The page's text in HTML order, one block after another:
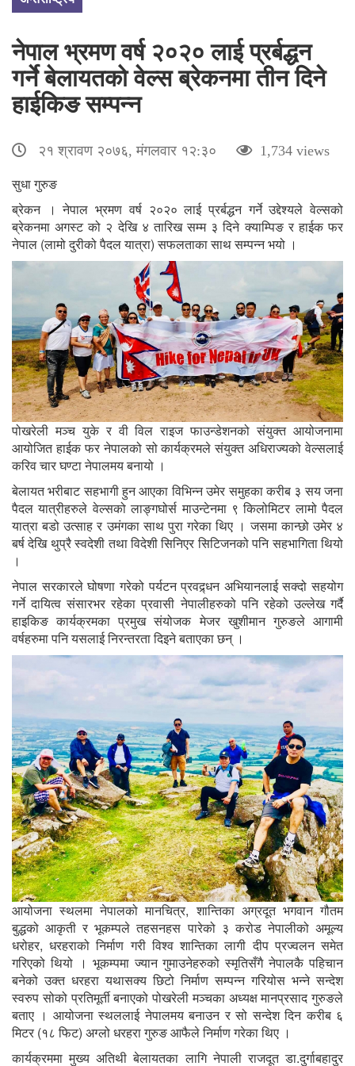
नेपाल भ्रमण वर्ष २०२० लाई प्रर्बद्धन
गर्ने बेलायतको वेल्स ब्रेकनमा तीन दिने
हाईकिङ सम्पन्न
२१ श्रावण २०७६, मंगलवार १२:३० 1,734 views
सुधा गुरुङ
ब्रेकन । नेपाल भ्रमण वर्ष २०२० लाई प्रर्बद्धन गर्ने उद्देश्यले वेल्सको
ब्रेकनमा अगस्ट को २ देखि ४ तारिख सम्म ३ दिने क्याम्पिङ र हाईक फर
नेपाल (लामो दुरीको पैदल यात्रा) सफलताका साथ सम्पन्न भयो ।
पोखरेली मञ्च युके र वी विल राइज फाउन्डेशनको संयुक्त आयोजनामा
आयोजित हाईक फर नेपालको सो कार्यक्रमले संयुक्त अधिराज्यको वेल्सलाई
करिव चार घण्टा नेपालमय बनायो ।
बेलायत भरीबाट सहभागी हुन आएका विभिन्न उमेर समुहका करीब ३ सय जना
पैदल यात्रीहरुले वेल्सको लाङ्गघोर्स माउन्टेनमा ९ किलोमिटर लामो पैदल
यात्रा बडो उत्साह र उमंगका साथ पुरा गरेका थिए । जसमा कान्छो उमेर ४
बर्ष देखि थुप्रै स्वदेशी तथा विदेशी सिनिएर सिटिजनको पनि सहभागिता थियो
।
नेपाल सरकारले घोषणा गरेको पर्यटन प्रवद्र्धन अभियानलाई सक्दो सहयोग
गर्ने दायित्व संसारभर रहेका प्रवासी नेपालीहरुको पनि रहेको उल्लेख गर्दै
हाइकिङ कार्यक्रमका प्रमुख संयोजक मेजर खुशीमान गुरुङले आगामी
वर्षहरुमा पनि यसलाई निरन्तरता दिइने बताएका छन् ।
आयोजना स्थलमा नेपालको मानचित्र, शान्तिका अग्रदूत भगवान गौतम
बुद्धको आकृती र भूकम्पले तहसनहस पारेको ३ करोड नेपालीको अमूल्य
धरोहर, धरहराको निर्माण गरी विश्व शान्तिका लागी दीप प्रज्वलन समेत
गरिएको थियो । भूकम्पमा ज्यान गुमाउनेहरुको स्मृतिसँगै नेपालकै पहिचान
बनेको उक्त धरहरा यथासक्य छिटो निर्माण सम्पन्न गरियोस भन्ने सन्देश
स्वरुप सोको प्रतिमूर्ती बनाएको पोखरेली मञ्चका अध्यक्ष मानप्रसाद गुरुङले
बताए । आयोजना स्थललाई नेपालमय बनाउन र सो सन्देश दिन करीब ६
मिटर (१८ फिट) अग्लो धरहरा गुरुङ आफैले निर्माण गरेका थिए ।
कार्यक्रममा मुख्य अतिथी बेलायतका लागि नेपाली राजदूत डा.दुर्गाबहादुर